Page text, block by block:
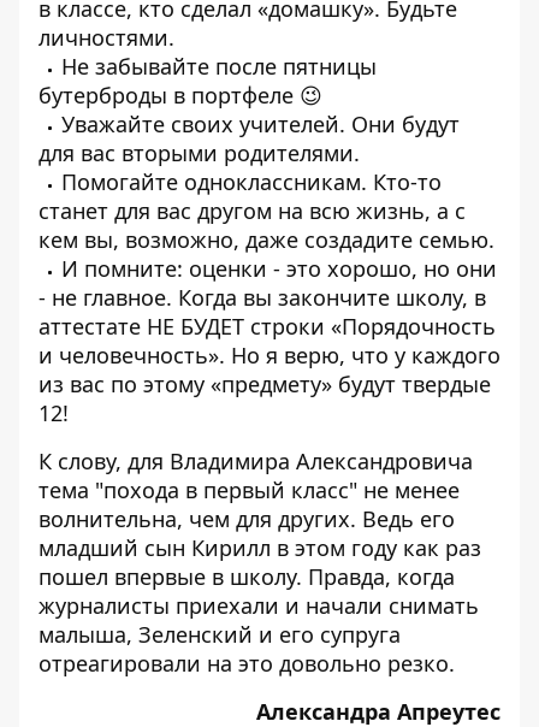
в классе, кто сделал «домашку». Будьте
личностями.
Не забывайте после пятницы
бутерброды в портфеле 😉
Уважайте своих учителей. Они будут
для вас вторыми родителями.
Помогайте одноклассникам. Кто-то
станет для вас другом на всю жизнь, а с
кем вы, возможно, даже создадите семью.
И помните: оценки - это хорошо, но они
- не главное. Когда вы закончите школу, в
аттестате НЕ БУДЕТ строки «Порядочность
и человечность». Но я верю, что у каждого
из вас по этому «предмету» будут твердые
12!
К слову, для Владимира Александровича
тема "похода в первый класс" не менее
волнительна, чем для других. Ведь его
младший сын Кирилл в этом году как раз
пошел впервые в школу. Правда, когда
журналисты приехали и начали снимать
малыша, Зеленский и его супруга
отреагировали на это довольно резко.
Александра Апреутес